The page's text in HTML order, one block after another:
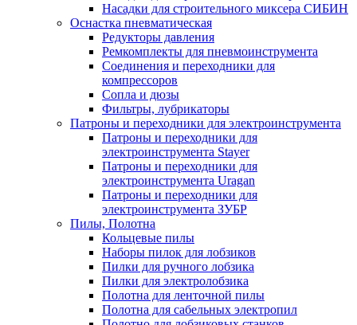
Насадки для строительного миксера СИБИН
Оснастка пневматическая
Редукторы давления
Ремкомплекты для пневмоинструмента
Соединения и переходники для
компрессоров
Сопла и дюзы
Фильтры, лубрикаторы
Патроны и переходники для электроинструмента
Патроны и переходники для
электроинструмента Stayer
Патроны и переходники для
электроинструмента Uragan
Патроны и переходники для
электроинструмента ЗУБР
Пилы, Полотна
Кольцевые пилы
Наборы пилок для лобзиков
Пилки для ручного лобзика
Пилки для электролобзика
Полотна для ленточной пилы
Полотна для сабельных электропил